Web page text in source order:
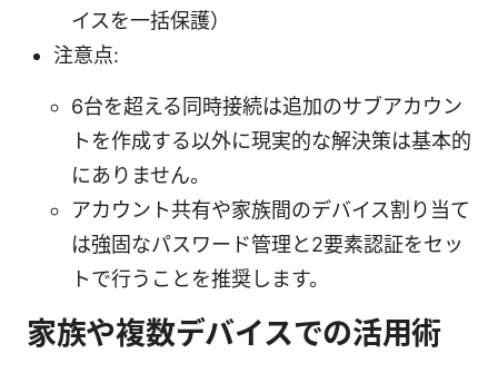
イスを一括保護）
注意点:
6台を超える同時接続は追加のサブアカウン
トを作成する以外に現実的な解決策は基本的
にありません。
アカウント共有や家族間のデバイス割り当て
は強固なパスワード管理と2要素認証をセッ
トで行うことを推奨します。
家族や複数デバイスでの活用術